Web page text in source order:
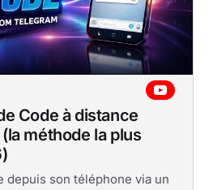
Code à distance
méthode la plus
depuis son téléphone via un